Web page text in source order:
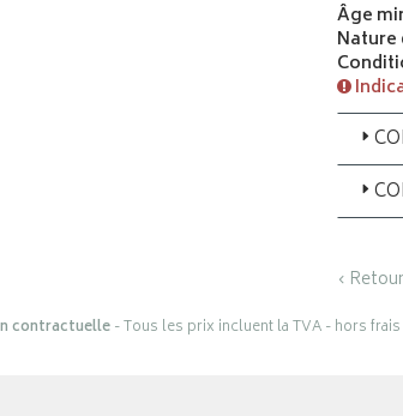
Âge
Nature
‹ Retour
contractuelle- Tous les prix incluent la TVA - hors